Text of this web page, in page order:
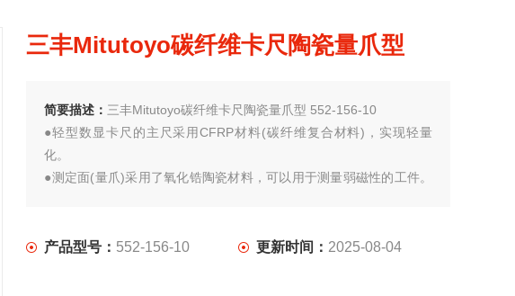
三丰Mitutoyo碳纤维卡尺陶瓷量爪型
简要描述： 三丰Mitutoyo碳纤维卡尺陶瓷量爪型 552-156-10
●轻型数显卡尺的主尺采用CFRP材料(碳纤维复合材料)，实现轻量
化。
●测定面(量爪)采用了氧化锆陶瓷材料，可以用于测量弱磁性的工件。
产品型号： 552-156-10 更新时间： 2025-08-04